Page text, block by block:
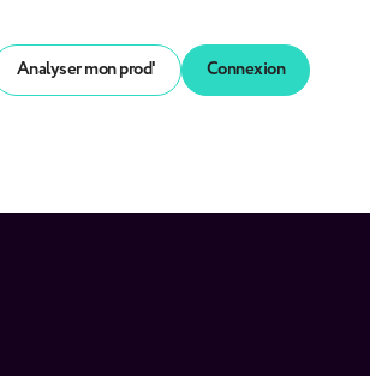
Analyser mon prod' Connexion